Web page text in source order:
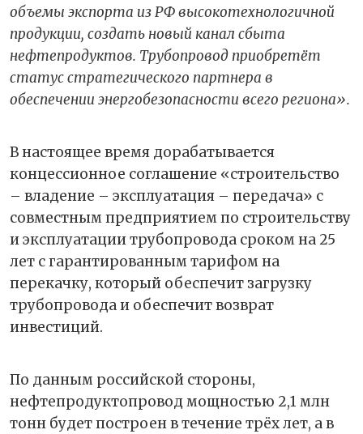
объемы экспорта из РФ высокотехнологичной
продукции, создать новый канал сбыта
нефтепродуктов. Трубопровод приобретёт
статус стратегического партнера в
обеспечении энергобезопасности всего региона».
В настоящее время дорабатывается
концессионное соглашение «строительство
– владение – эксплуатация – передача» с
совместным предприятием по строительству
и эксплуатации трубопровода сроком на 25
лет с гарантированным тарифом на
перекачку, который обеспечит загрузку
трубопровода и обеспечит возврат
инвестиций.
По данным российской стороны,
нефтепродуктопровод мощностью 2,1 млн
тонн будет построен в течение трёх лет, а в